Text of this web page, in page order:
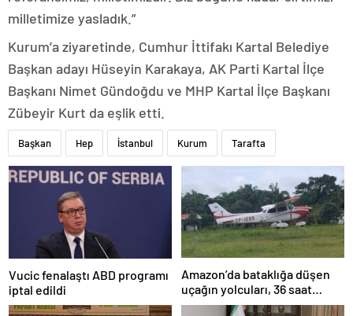
milletimize yasladık.”
Kurum’a ziyaretinde, Cumhur İttifakı Kartal Belediye
Başkan adayı Hüseyin Karakaya, AK Parti Kartal İlçe
Başkanı Nimet Gündoğdu ve MHP Kartal İlçe Başkanı
Zübeyir Kurt da eşlik etti.
Başkan Hep İstanbul Kurum Tarafta
Vucic fenalaştı ABD programı
iptal edildi
Amazon’da bataklığa düşen
uçağın yolcuları, 36 saat
kurtarılmayı bekledi